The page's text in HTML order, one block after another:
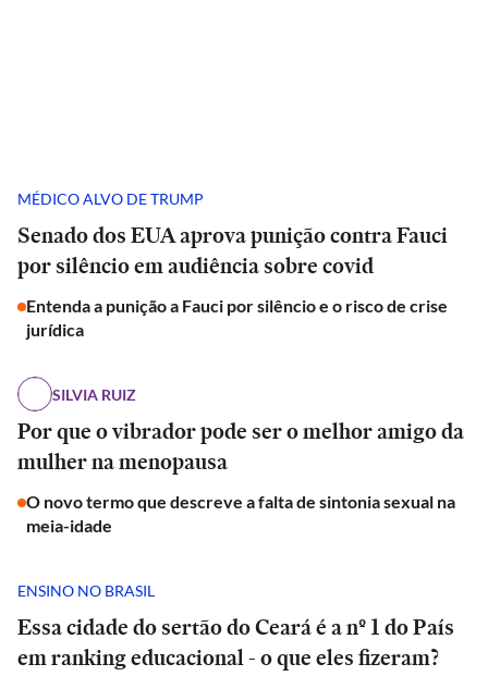
MÉDICO ALVO DE TRUMP
Senado dos EUA aprova punição contra Fauci
por silêncio em audiência sobre covid
Entenda a punição a Fauci por silêncio e o risco de crise
jurídica
SILVIA RUIZ
Por que o vibrador pode ser o melhor amigo da
mulher na menopausa
O novo termo que descreve a falta de sintonia sexual na
meia-idade
ENSINO NO BRASIL
Essa cidade do sertão do Ceará é a nº 1 do País
em ranking educacional - o que eles fizeram?